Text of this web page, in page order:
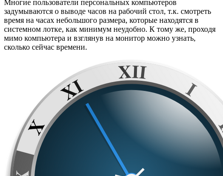
Многие пользователи персональных компьютеров
задумываются о выводе часов на рабочий стол, т.к. смотреть
время на часах небольшого размера, которые находятся в
системном лотке, как минимум неудобно. К тому же, проходя
мимо компьютера и взглянув на монитор можно узнать,
сколько сейчас времени.